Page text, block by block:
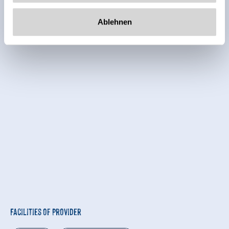
Ablehnen
Facilities of Provider